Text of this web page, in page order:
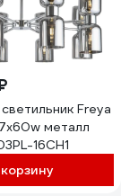
Freya
металл
16CH1